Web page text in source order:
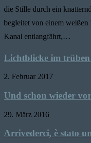
die Stille durch ein
begleitet von einem
Kanal entlangfährt,…
Lichtblicke im
2. Februar 2017
Und schon wieder
29. März 2016
Arrivederci, è stato